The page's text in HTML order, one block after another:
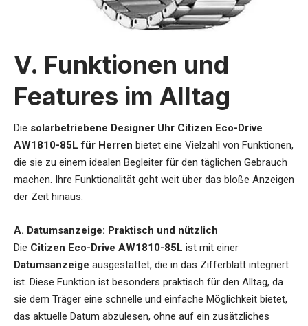
V. Funktionen und
Features im Alltag
Die solarbetriebene Designer Uhr Citizen Eco-Drive
AW1810-85L für Herren bietet eine Vielzahl von Funktionen,
die sie zu einem idealen Begleiter für den täglichen Gebrauch
machen. Ihre Funktionalität geht weit über das bloße Anzeigen
der Zeit hinaus.
A. Datumsanzeige: Praktisch und nützlich
Die Citizen Eco-Drive AW1810-85L ist mit einer
Datumsanzeige ausgestattet, die in das Zifferblatt integriert
ist. Diese Funktion ist besonders praktisch für den Alltag, da
sie dem Träger eine schnelle und einfache Möglichkeit bietet,
das aktuelle Datum abzulesen, ohne auf ein zusätzliches